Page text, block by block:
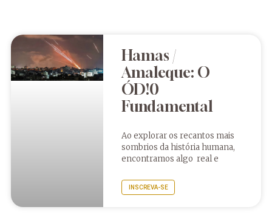
Hamas /
Amaleque: O
ÓD!0
Fundamental
Ao explorar os recantos mais
sombrios da história humana,
encontramos algo real e
INSCREVA-SE